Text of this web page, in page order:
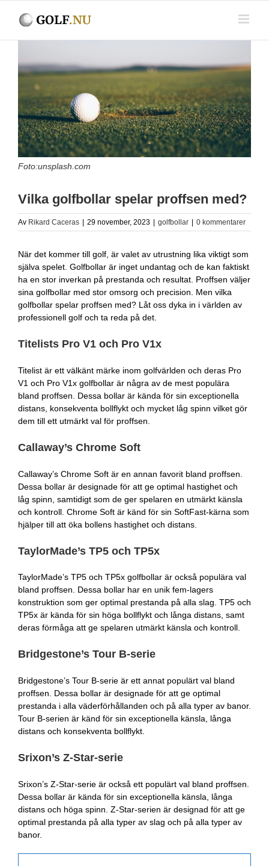
bild
Foto:unsplash.com
Vilka golfbollar spelar proffsen med?
Av Rikard Caceras 29 november, 2023 golfbollar 0 kommentarer
När det kommer till golf, är valet av utrustning lika viktigt som
själva spelet. Golfbollar är inget undantag och de kan faktiskt
ha en stor inverkan på prestanda och resultat. Proffsen väljer
sina golfbollar med stor omsorg och precision. Men vilka
golfbollar spelar proffsen med? Låt oss dyka in i världen av
professionell golf och ta reda på det.
Titelists Pro V1 och Pro V1x
Titelist är ett välkänt märke inom golfvärlden och deras Pro
V1 och Pro V1x golfbollar är några av de mest populära
bland proffsen. Dessa bollar är kända för sin exceptionella
distans, konsekventa bollflykt och mycket låg spinn vilket gör
dem till ett utmärkt val för proffsen.
Callaway’s Chrome Soft
Callaway’s Chrome Soft är en annan favorit bland proffsen.
Dessa bollar är designade för att ge optimal hastighet och
låg spinn, samtidigt som de ger spelaren en utmärkt känsla
och kontroll. Chrome Soft är känd för sin SoftFast-kärna som
hjälper till att öka bollens hastighet och distans.
TaylorMade’s TP5 och TP5x
TaylorMade’s TP5 och TP5x golfbollar är också populära val
bland proffsen. Dessa bollar har en unik fem-lagers
konstruktion som ger optimal prestanda på alla slag. TP5 och
TP5x är kända för sin höga bollflykt och långa distans, samt
deras förmåga att ge spelaren utmärkt känsla och kontroll.
Bridgestone’s Tour B-serie
Bridgestone’s Tour B-serie är ett annat populärt val bland
proffsen. Dessa bollar är designade för att ge optimal
prestanda i alla väderförhållanden och på alla typer av banor.
Tour B-serien är känd för sin exceptionella känsla, långa
distans och konsekventa bollflykt.
Srixon’s Z-Star-serie
Srixon’s Z-Star-serie är också ett populärt val bland proffsen.
Dessa bollar är kända för sin exceptionella känsla, långa
distans och höga spinn. Z-Star-serien är designad för att ge
optimal prestanda på alla typer av slag och på alla typer av
banor.